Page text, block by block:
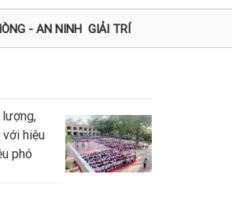
- AN NINH GIẢI TRÍ
lượng,
hiệu
phó